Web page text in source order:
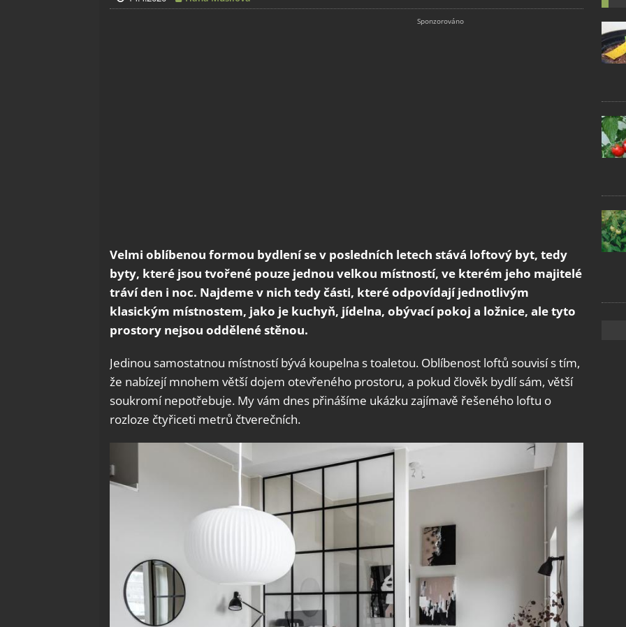
Velmi oblíbenou formou bydlení se v posledních letech stává loftový byt, tedy
byty, které jsou tvořené pouze jednou velkou místností, ve kterém jeho majitelé
tráví den i noc. Najdeme v nich tedy části, které odpovídají jednotlivým
klasickým místnostem, jako je kuchyň, jídelna, obývací pokoj a ložnice, ale tyto
prostory nejsou oddělené stěnou.
Jedinou samostatnou místností bývá koupelna s toaletou. Oblíbenost loftů souvisí s tím,
že nabízejí mnohem větší dojem otevřeného prostoru, a pokud člověk bydlí sám, větší
soukromí nepotřebuje. My vám dnes přinášíme ukázku zajímavě řešeného loftu o
rozloze čtyřiceti metrů čtverečních.